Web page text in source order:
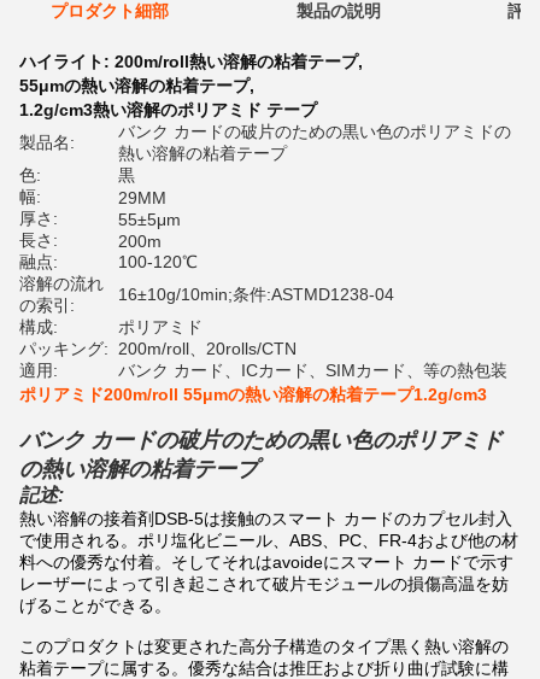
プロダクト細部 製品の説明 評
ハイライト: 200m/roll熱い溶解の粘着テープ,
55μmの熱い溶解の粘着テープ,
1.2g/cm3熱い溶解のポリアミド テープ
製品名:
バンク カードの破片のための黒い色のポリアミドの
熱い溶解の粘着テープ
色:
黒
幅:
29MM
厚さ:
55±5μm
長さ:
200m
融点:
100-120℃
溶解の流れ
の索引:
16±10g/10min;条件:ASTMD1238-04
構成:
ポリアミド
パッキング:
200m/roll、20rolls/CTN
適用:
バンク カード、ICカード、SIMカード、等の熱包装
ポリアミド200m/roll 55μmの熱い溶解の粘着テープ1.2g/cm3
バンク カードの破片のための黒い色のポリアミド
の熱い溶解の粘着テープ
記述:
熱い溶解の接着剤DSB-5は接触のスマート カードのカプセル封入
で使用される。ポリ塩化ビニール、ABS、PC、FR-4および他の材
料への優秀な付着。そしてそれはavoideにスマート カードで示す
レーザーによって引き起こされて破片モジュールの損傷高温を妨
げることができる。
このプロダクトは変更された高分子構造のタイプ黒く熱い溶解の
粘着テープに属する。優秀な結合は推圧および折り曲げ試験に構